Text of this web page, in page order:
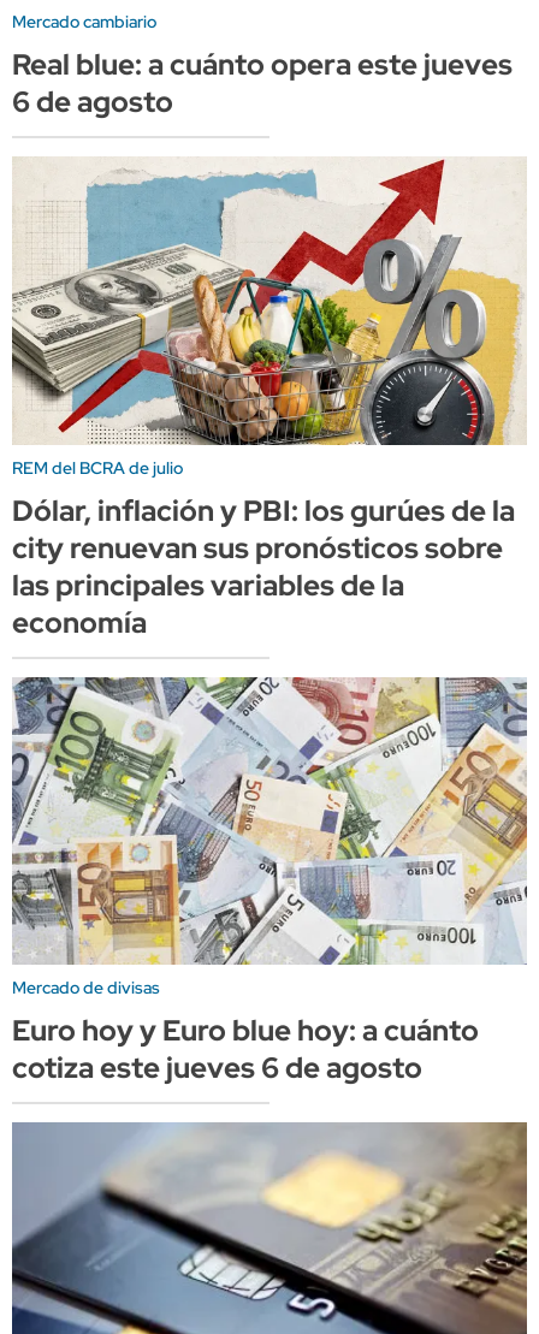
Mercado cambiario
Real blue: a cuánto opera este jueves
6 de agosto
REM del BCRA de julio
Dólar, inflación y PBI: los gurúes de la
city renuevan sus pronósticos sobre
las principales variables de la
economía
Mercado de divisas
Euro hoy y Euro blue hoy: a cuánto
cotiza este jueves 6 de agosto